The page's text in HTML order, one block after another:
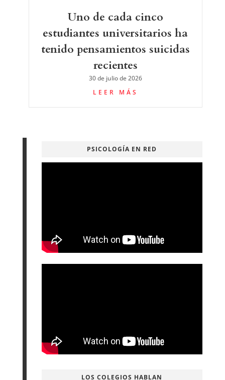
Uno de cada cinco
estudiantes universitarios ha
tenido pensamientos suicidas
recientes
30 de julio de 2026
LEER MÁS
PSICOLOGÍA EN RED
LOS COLEGIOS HABLAN